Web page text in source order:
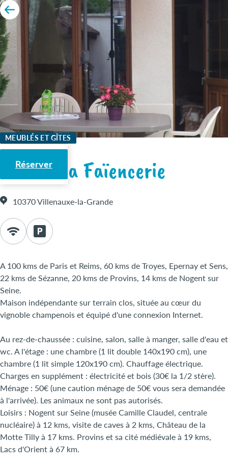
MEUBLÉS ET GÎTES
Réserver
Gîte de la Faïencerie
10370 Villenauxe-la-Grande
A 100 kms de Paris et Reims, 60 kms de Troyes, Epernay et Sens,
22 kms de Sézanne, 20 kms de Provins, 14 kms de Nogent sur
Seine.
Maison indépendante sur terrain clos, située au cœur du
vignoble champenois et équipé d'une connexion Internet.
Au rez-de-chaussée : cuisine, salon, salle à manger, salle d'eau et
wc. A l'étage : une chambre (1 lit double 140x190 cm), une
chambre (1 lit simple 120x190 cm). Chauffage électrique.
Charges en supplément : électricité et bois (30€ la 1/2 stère).
Ménage : 50€ (une caution ménage de 50€ vous sera demandée
à l'arrivée). Les animaux ne sont pas autorisés.
Loisirs : Nogent sur Seine (musée Camille Claudel, centrale
nucléaire) à 12 kms, visite de caves à 2 kms, Château de la
Motte Tilly à 17 kms. Provins et sa cité médiévale à 19 kms,
Lacs d'Orient à 67 km.